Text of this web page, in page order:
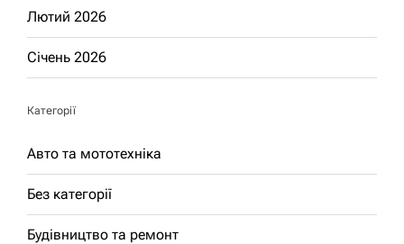
Лютий 2026
Січень 2026
Категорії
Авто та мототехніка
Без категорії
Будівництво та ремонт